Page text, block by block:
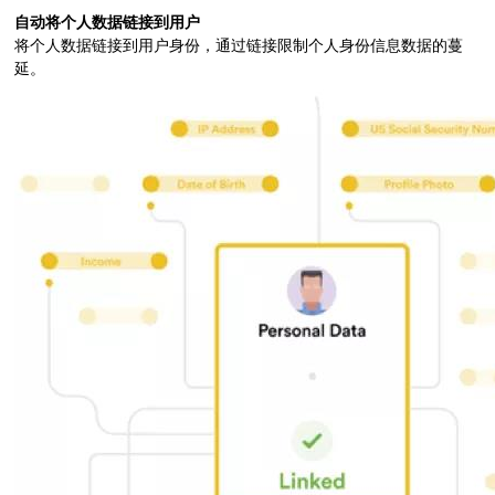
自动将个人数据链接到用户
将个人数据链接到用户身份，通过链接限制个人身份信息数据的蔓
延。